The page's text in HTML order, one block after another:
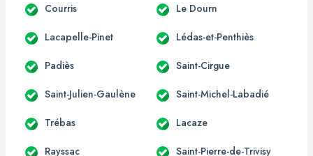
Courris Le Dourn
Lacapelle-Pinet Lédas-et-Penthiès
Padiès Saint-Cirgue
Saint-Julien-Gaulène Saint-Michel-Labadié
Trébas Lacaze
Rayssac Saint-Pierre-de-Trivisy